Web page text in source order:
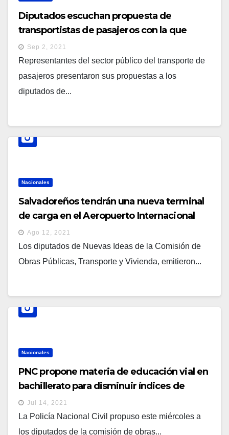
Diputados escuchan propuesta de
transportistas de pasajeros con la que
buscan mejorar el servicio
Sep 2, 2021
Representantes del sector público del transporte de
pasajeros presentaron sus propuestas a los
diputados de...
Nacionales
Salvadoreños tendrán una nueva terminal
de carga en el Aeropuerto Internacional
que permitirá una mejor atención a los
usuarios
Ago 12, 2021
Los diputados de Nuevas Ideas de la Comisión de
Obras Públicas, Transporte y Vivienda, emitieron...
Nacionales
PNC propone materia de educación vial en
bachillerato para disminuir índices de
accidentes viales
Jul 14, 2021
La Policía Nacional Civil propuso este miércoles a
los diputados de la comisión de obras...